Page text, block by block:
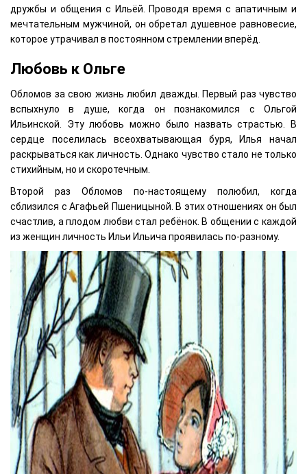
дружбы и общения с Ильёй. Проводя время с апатичным и
мечтательным мужчиной, он обретал душевное равновесие,
которое утрачивал в постоянном стремлении вперёд.
Любовь к Ольге
Обломов за свою жизнь любил дважды. Первый раз чувство
вспыхнуло в душе, когда он познакомился с Ольгой
Ильинской. Эту любовь можно было назвать страстью. В
сердце поселилась всеохватывающая буря, Илья начал
раскрываться как личность. Однако чувство стало не только
стихийным, но и скоротечным.
Второй раз Обломов по-настоящему полюбил, когда
сблизился с Агафьей Пшеницыной. В этих отношениях он был
счастлив, а плодом любви стал ребёнок. В общении с каждой
из женщин личность Ильи Ильича проявилась по-разному.